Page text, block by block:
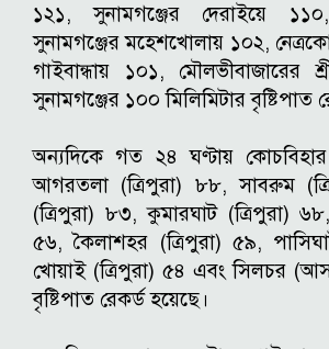
১২১, সুনামগঞ্জের দেরাইয়ে
সুনামগঞ্জের মহেশখোলায় ১০২,
গাইবান্ধায় ১০১, মৌলভীবাজারের
সুনামগঞ্জের ১০০ মিলিমিটার বৃষ্টিপাত
অন্যদিকে গত ২৪ ঘণ্টায়
আগরতলা (ত্রিপুরা) ৮৮, সাবরুম
(ত্রিপুরা) ৮৩, কুমারঘাট (ত্রিপুরা)
৫৬, কৈলাশহর (ত্রিপুরা) ৫৯,
খোয়াই (ত্রিপুরা) ৫৪ এবং সিলচর
বৃষ্টিপাত রেকর্ড হয়েছে।